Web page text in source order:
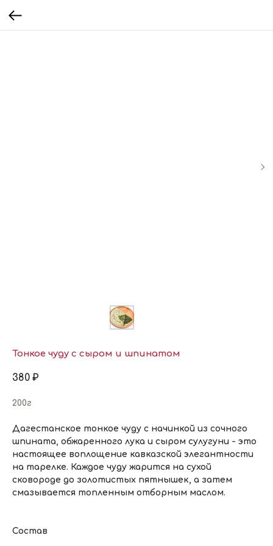
Тонкое чуду с сыром и шпинатом
380 ₽
200г
Дагестанское тонкое чуду с начинкой из сочного
шпината, обжаренного лука и сыром сулугуни - это
настоящее воплощение кавказской элегантности
на тарелке. Каждое чуду жарится на сухой
сковороде до золотистых пятнышек, а затем
смазывается топленным отборным маслом.
Состав